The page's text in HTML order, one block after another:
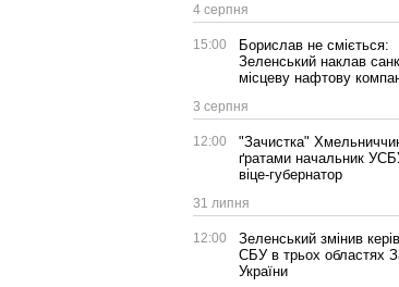
4 серпня
15:00
Борислав не сміється:
Зеленський наклав
місцеву нафтову
3 серпня
12:00
"Зачистка"
ґратами начальник
віце-губернатор
31 липня
12:00
Зеленський змінив
СБУ в трьох областях
України